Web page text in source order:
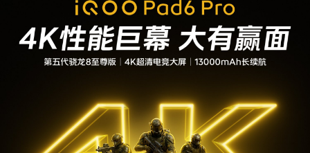
X300 E X Fold6